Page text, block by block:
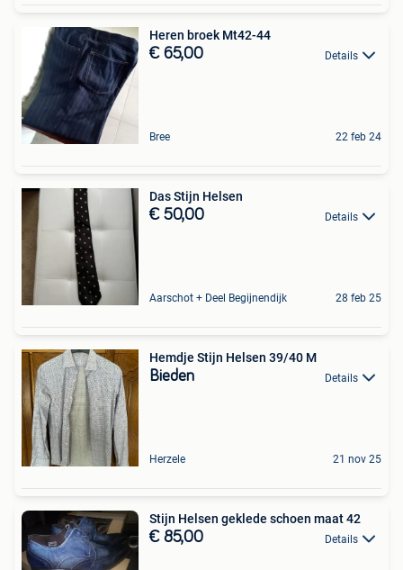
Heren broek Mt42-44
€ 65,00 Details
Bree 22 feb 24
Das Stijn Helsen
€ 50,00 Details
Aarschot + Deel Begijnendijk 28 feb 25
Hemdje Stijn Helsen 39/40 M
Bieden Details
Herzele 21 nov 25
Stijn Helsen geklede schoen maat 42
€ 85,00 Details